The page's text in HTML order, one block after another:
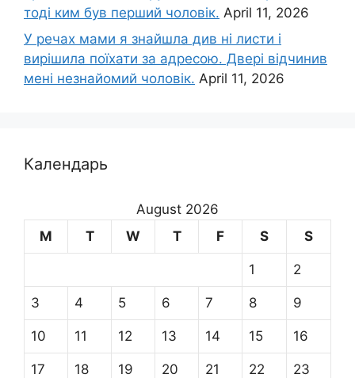
тоді ким був перший чоловік. April 11, 2026
У речах мами я знайшла див ні листи і
вирішила поїхати за адресою. Двері відчинив
мені незнайомий чоловік. April 11, 2026
Календарь
August 2026
M
T W T F S S
1 2
3 4 5 6 7 8 9
10 11 12 13 14 15 16
17 18 19 20 21 22 23